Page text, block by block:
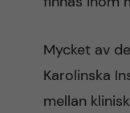
Mycket av
Karolinska
mellan